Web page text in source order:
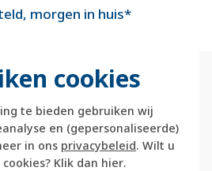
cookies
te bieden gebruiken wij
en (gepersonaliseerde)
in ons privacybeleid. Wilt u
Klik dan hier.
morgen in huis*